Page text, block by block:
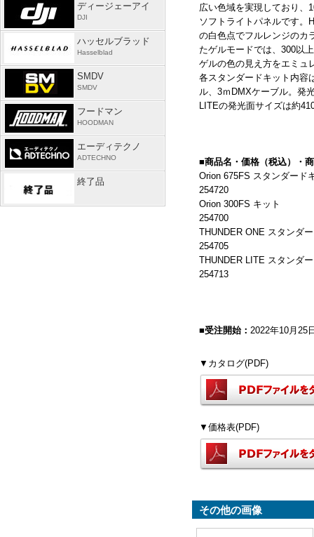
広い色域を実現しており、
ソフトライトパネルです。
の白色点でフルレンジのカ
たゲルモードでは、 300以
ゲルの色の見え方をエミュ
各スタンダードキット内容
ル、 3ｍ DMXケーブル。発
LITEの発光面サイズは約
■商品名・価格（税込）・
Orion 675FS スタンダ
254720
Orion 300FS
254700
THUNDER ONE スタン
254705
THUNDER LITE スタン
254713
■受注開始： 2022年10月25
▼カタログ(PDF)
▼価格表(PDF)
その他の画像
ディージェーアイ
DJI
ハッセルブラッド
Hasselblad
SMDV
SMDV
フードマン
HOODMAN
エーディテクノ
ADTECHNO
終了品